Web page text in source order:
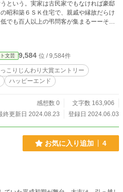
という。実家は古民家でもなければ豪邸
昭和築６ＳＫ住宅で、親戚や縁故だらけ
でも百人以上の弔問客が集まるーーそん
二
し、早朝から近所の人から覚えてないよ
入りする空間にプライバシーは無く、両
。しかも知らない風習だらけでてんやわ
うだい、祖父母と孫ーー身内だからこそ
マ。そんな中、喪主の父と縁の下の力持ち
務放棄？？？ 自由過ぎる旧友や
、平成当時の暮らしぶりや昔話が出てき
方言や昭和当時の表現が出てきます。ご
文芸 9,584 位 / 9,584件
こりじんわり大賞エントリー
ハッピーエンド
感想数 0
文字数 163,906
終更新日 2024.08.23
登録日 2024.06.03
お気に入り追加 4